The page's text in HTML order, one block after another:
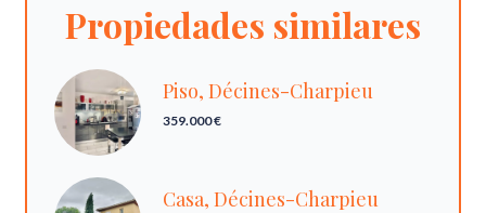
Propiedades similares
Piso, Décines-Charpieu
359.000 €
Casa, Décines-Charpieu